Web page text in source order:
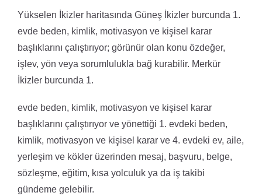
Yükselen İkizler haritasında Güneş İkizler burcunda 1.
evde beden, kimlik, motivasyon ve kişisel karar
başlıklarını çalıştırıyor; görünür olan konu özdeğer,
işlev, yön veya sorumlulukla bağ kurabilir. Merkür
İkizler burcunda 1.
evde beden, kimlik, motivasyon ve kişisel karar
başlıklarını çalıştırıyor ve yönettiği 1. evdeki beden,
kimlik, motivasyon ve kişisel karar ve 4. evdeki ev, aile,
yerleşim ve kökler üzerinden mesaj, başvuru, belge,
sözleşme, eğitim, kısa yolculuk ya da iş takibi
gündeme gelebilir.